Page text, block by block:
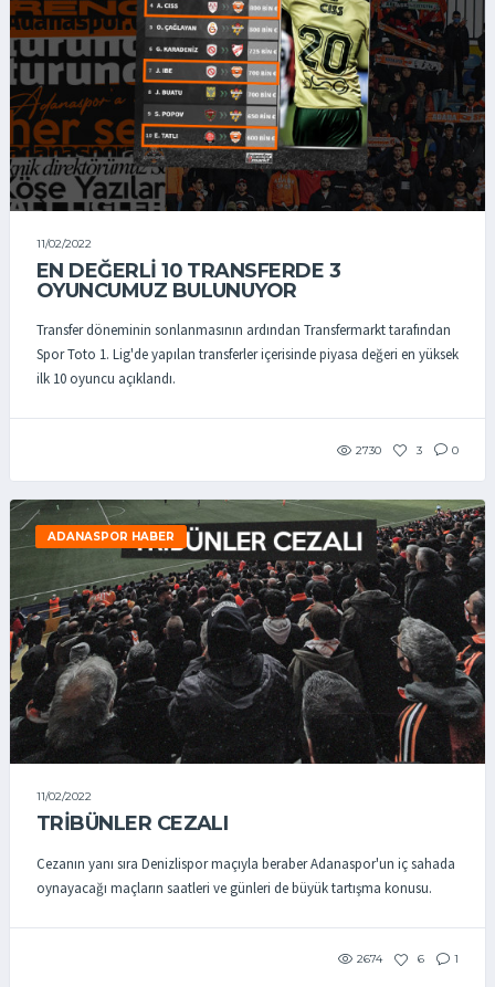
11/02/2022
EN DEĞERLİ 10 TRANSFERDE 3
OYUNCUMUZ BULUNUYOR
Transfer döneminin sonlanmasının ardından Transfermarkt tarafından
Spor Toto 1. Lig'de yapılan transferler içerisinde piyasa değeri en yüksek
ilk 10 oyuncu açıklandı.
2730 3 0
ADANASPOR HABER
11/02/2022
TRİBÜNLER CEZALI
Cezanın yanı sıra Denizlispor maçıyla beraber Adanaspor'un iç sahada
oynayacağı maçların saatleri ve günleri de büyük tartışma konusu.
2674 6 1